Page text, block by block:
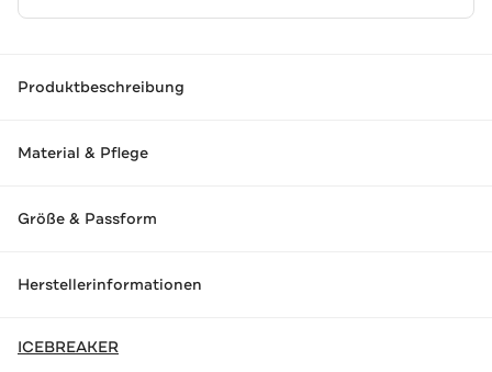
Produktbeschreibung
Material & Pflege
Größe & Passform
Herstellerinformationen
ICEBREAKER